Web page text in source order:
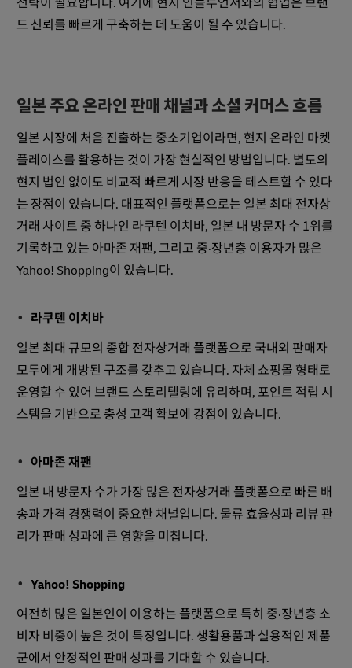
전략이 필요합니다. 여기에 현지 인플루언서와의 협업은 브랜
드 신뢰를 빠르게 구축하는 데 도움이 될 수 있습니다.
일본 주요 온라인 판매 채널과 소셜 커머스 흐름
일본 시장에 처음 진출하는 중소기업이라면, 현지 온라인 마켓
플레이스를 활용하는 것이 가장 현실적인 방법입니다. 별도의
현지 법인 없이도 비교적 빠르게 시장 반응을 테스트할 수 있다
는 장점이 있습니다. 대표적인 플랫폼으로는 일본 최대 전자상
거래 사이트 중 하나인 라쿠텐 이치바, 일본 내 방문자 수 1위를
기록하고 있는 아마존 재팬, 그리고 중·장년층 이용자가 많은
Yahoo! Shopping이 있습니다.
라쿠텐 이치바
일본 최대 규모의 종합 전자상거래 플랫폼으로 국내외 판매자
모두에게 개방된 구조를 갖추고 있습니다. 자체 쇼핑몰 형태로
운영할 수 있어 브랜드 스토리텔링에 유리하며, 포인트 적립 시
스템을 기반으로 충성 고객 확보에 강점이 있습니다.
아마존 재팬
일본 내 방문자 수가 가장 많은 전자상거래 플랫폼으로 빠른 배
송과 가격 경쟁력이 중요한 채널입니다. 물류 효율성과 리뷰 관
리가 판매 성과에 큰 영향을 미칩니다.
Yahoo! Shopping
여전히 많은 일본인이 이용하는 플랫폼으로 특히 중·장년층 소
비자 비중이 높은 것이 특징입니다. 생활용품과 실용적인 제품
군에서 안정적인 판매 성과를 기대할 수 있습니다.